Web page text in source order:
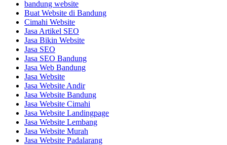
bandung website
Buat Website di Bandung
Cimahi Website
Jasa Artikel SEO
Jasa Bikin Website
Jasa SEO
Jasa SEO Bandung
Jasa Web Bandung
Jasa Website
Jasa Website Andir
Jasa Website Bandung
Jasa Website Cimahi
Jasa Website Landingpage
Jasa Website Lembang
Jasa Website Murah
Jasa Website Padalarang